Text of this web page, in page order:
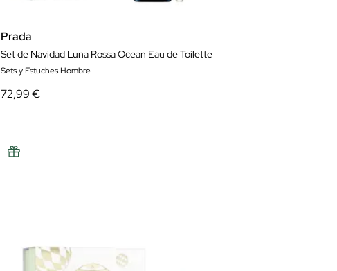
Prada
Set de Navidad Luna Rossa Ocean Eau de Toilette
Sets y Estuches Hombre
72,99 €